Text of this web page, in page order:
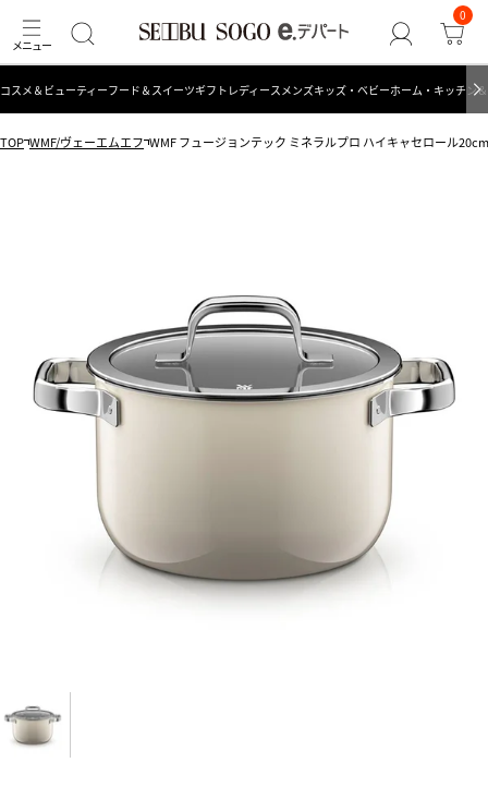
0
コスメ＆ビューティーフード＆スイーツギフト レディース メンズキッズ・ベビーホーム・キッチン
TOP WMF/ヴェーエムエフ WMF フュージョンテック ミネラルプロ ハイキャセロール